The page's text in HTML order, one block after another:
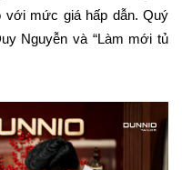
với mức giá hấp dẫn. Quý
Nguyễn và “Làm mới tủ